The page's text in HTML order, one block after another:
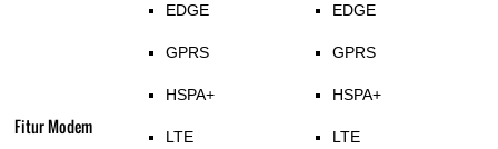
Fitur Modem
EDGE
GPRS
HSPA+
LTE
EDGE
GPRS
HSPA+
LTE